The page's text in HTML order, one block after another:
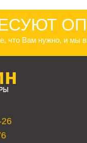
что Вам нужно, и мы